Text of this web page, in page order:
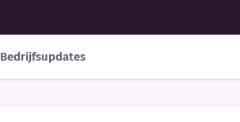
Bedrijfsupdates